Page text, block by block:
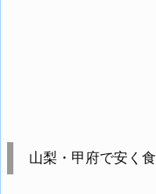
山梨・甲府で安く